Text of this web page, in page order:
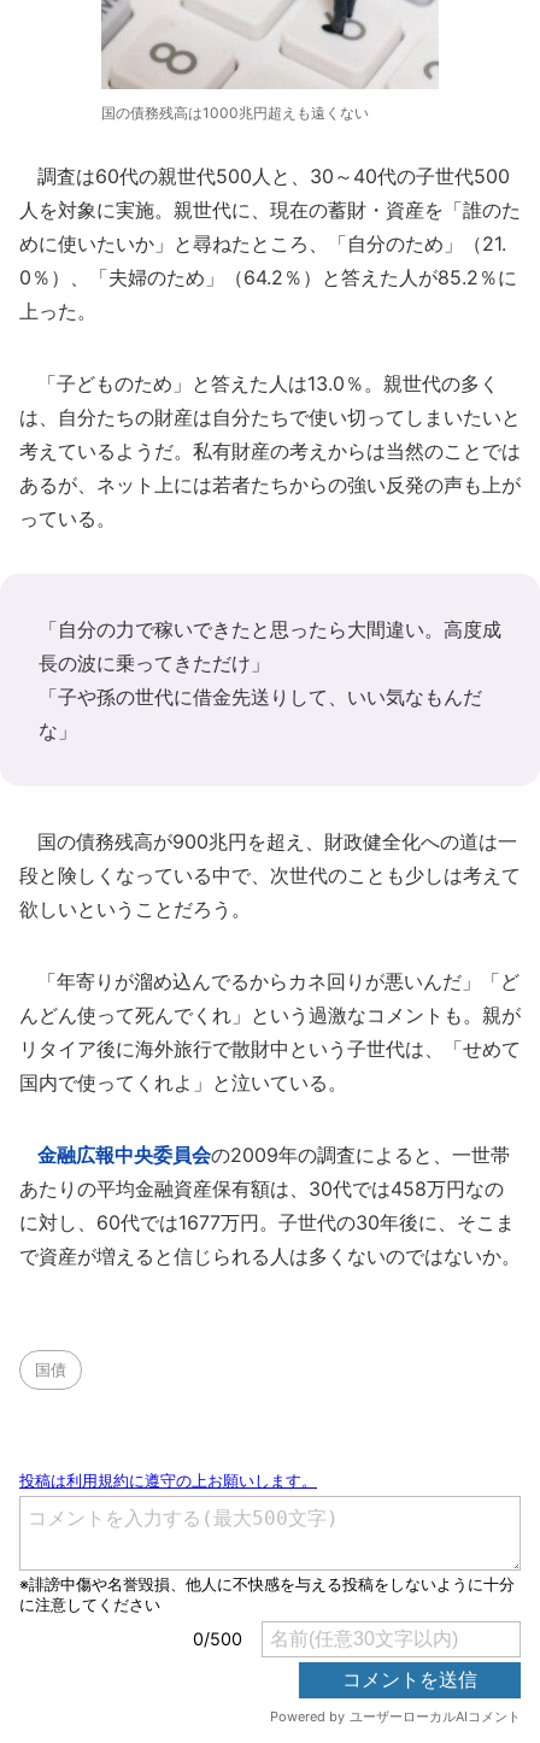
国の債務残高は1000兆円超えも遠くない
調査は60代の親世代500人と、30～40代の子世代500
人を対象に実施。親世代に、現在の蓄財・資産を「誰のた
めに使いたいか」と尋ねたところ、「自分のため」（21.
0％）、「夫婦のため」（64.2％）と答えた人が85.2％に
上った。
「子どものため」と答えた人は13.0％。親世代の多く
は、自分たちの財産は自分たちで使い切ってしまいたいと
考えているようだ。私有財産の考えからは当然のことでは
あるが、ネット上には若者たちからの強い反発の声も上が
っている。
「自分の力で稼いできたと思ったら大間違い。高度成
長の波に乗ってきただけ」
「子や孫の世代に借金先送りして、いい気なもんだ
な」
国の債務残高が900兆円を超え、財政健全化への道は一
段と険しくなっている中で、次世代のことも少しは考えて
欲しいということだろう。
「年寄りが溜め込んでるからカネ回りが悪いんだ」「ど
んどん使って死んでくれ」という過激なコメントも。親が
リタイア後に海外旅行で散財中という子世代は、「せめて
国内で使ってくれよ」と泣いている。
金融広報中央委員会の2009年の調査によると、一世帯
あたりの平均金融資産保有額は、30代では458万円なの
に対し、60代では1677万円。子世代の30年後に、そこま
で資産が増えると信じられる人は多くないのではないか。
国債